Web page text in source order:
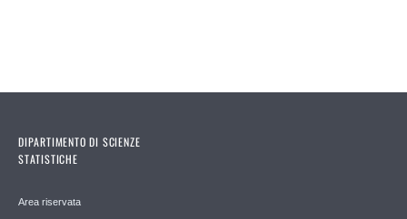
DIPARTIMENTO DI SCIENZE
STATISTICHE
Area riservata